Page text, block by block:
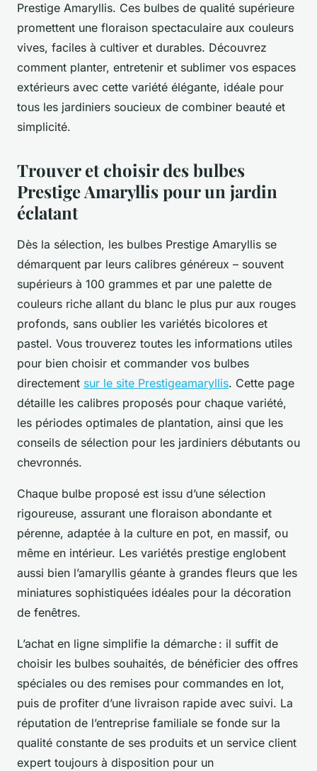
Prestige Amaryllis. Ces bulbes de qualité supérieure
promettent une floraison spectaculaire aux couleurs
vives, faciles à cultiver et durables. Découvrez
comment planter, entretenir et sublimer vos espaces
extérieurs avec cette variété élégante, idéale pour
tous les jardiniers soucieux de combiner beauté et
simplicité.
Trouver et choisir des bulbes
Prestige Amaryllis pour un jardin
éclatant
Dès la sélection, les bulbes Prestige Amaryllis se
démarquent par leurs calibres généreux – souvent
supérieurs à 100 grammes et par une palette de
couleurs riche allant du blanc le plus pur aux rouges
profonds, sans oublier les variétés bicolores et
pastel. Vous trouverez toutes les informations utiles
pour bien choisir et commander vos bulbes
directement sur le site Prestigeamaryllis. Cette page
détaille les calibres proposés pour chaque variété,
les périodes optimales de plantation, ainsi que les
conseils de sélection pour les jardiniers débutants ou
chevronnés.
Chaque bulbe proposé est issu d’une sélection
rigoureuse, assurant une floraison abondante et
pérenne, adaptée à la culture en pot, en massif, ou
même en intérieur. Les variétés prestige englobent
aussi bien l’amaryllis géante à grandes fleurs que les
miniatures sophistiquées idéales pour la décoration
de fenêtres.
L’achat en ligne simplifie la démarche : il suffit de
choisir les bulbes souhaités, de bénéficier des offres
spéciales ou des remises pour commandes en lot,
puis de profiter d’une livraison rapide avec suivi. La
réputation de l’entreprise familiale se fonde sur la
qualité constante de ses produits et un service client
expert toujours à disposition pour un